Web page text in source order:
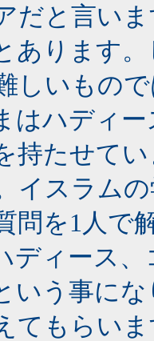
だと言い
あります
しいもの
はハディ
持たせて
イスラム
問を1人で
ディース
いう事に
てもらい